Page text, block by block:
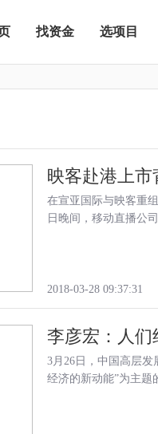
找资金 选项目
映客赴港上
在宣亚国际与映客重
日晚间，移动直播公
2018-03-28 09:37:31
李彦宏：人
3月26日，中国高层
经济的新动能”为主题